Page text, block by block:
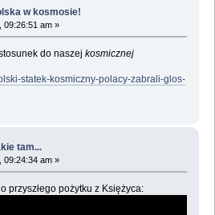
w kosmosie!
09:26:51 am »
do naszej kosmicznej
statek-kosmiczny-polacy-zabrali-glos-
tam...
09:24:34 am »
przyszłego pożytku z Księżyca: